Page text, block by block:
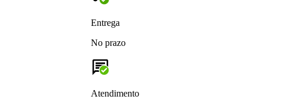
Entrega
No prazo
Atendimento